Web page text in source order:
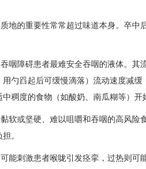
地的重要性常常超过味道本身。卒中
咽障碍患者最难安全吞咽的液体。其
勺舀起后可缓慢滴落）流动速度减
稠度的食物（如酸奶、南瓜糊等）开
软或坚硬、难以咀嚼和吞咽的高风
。
能刺激患者喉咙引发痉挛，过热则可